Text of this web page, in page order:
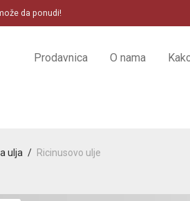
da ponudi!
Prodavnica O nama
ulja / Ricinusovo ulje